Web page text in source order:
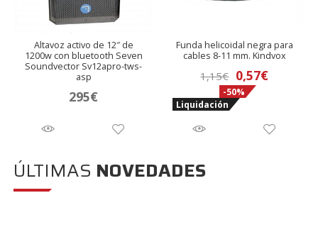
Altavoz activo de 12″ de
1200w con bluetooth Seven
Soundvector Sv12apro-tws-
asp
295€
Funda helicoidal negra para
cables 8-11 mm. Kindvox
1,15€ El
precio
0,57€El
es:
-50%
Liquidación
ÚLTIMAS NOVEDADES